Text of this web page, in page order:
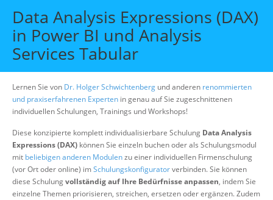
Individuelle Schulungen
Offene Seminare
Wissen
Über uns
Suche
Data Analysis Expressions (DAX)
in Power BI und Analysis
Services Tabular
Lernen Sie von Dr. Holger Schwichtenberg und anderen renommierten
und praxiserfahrenen Experten in genau auf Sie zugeschnittenen
individuellen Schulungen, Trainings und Workshops!
Diese konzipierte komplett individualisierbare Schulung Data Analysis
Expressions (DAX) können Sie einzeln buchen oder als Schulungsmodul
mit beliebigen anderen Modulenzu einer individuellen Firmenschulung
(vor Ort oder online) imSchulungskonfiguratorverbinden. Sie können
diese Schulungvollständig auf Ihre Bedürfnisse anpassen, indem Sie
einzelne Themen priorisieren, streichen, ersetzen oder ergänzen. Zudem